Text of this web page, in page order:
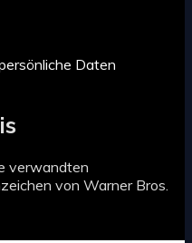
Daten
verwandten
von Warner Bros.